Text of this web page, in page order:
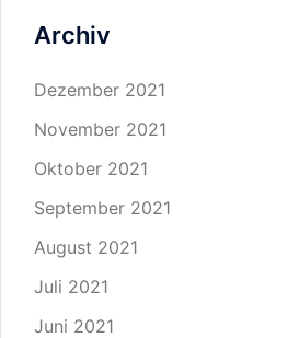
Archiv
Dezember 2021
November 2021
Oktober 2021
September 2021
August 2021
Juli 2021
Juni 2021